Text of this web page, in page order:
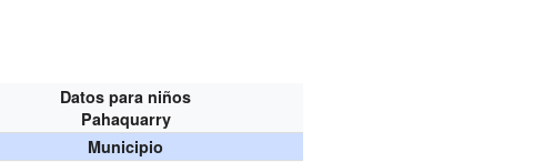
Datos para niños
Pahaquarry
Municipio